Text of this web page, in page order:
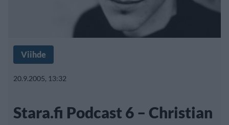
Viihde
20.9.2005, 13:32
Stara.fi Podcast 6 – Christian